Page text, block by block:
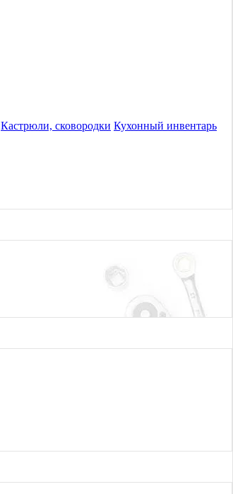
Кастрюли, сковородки Кухонный инвентарь